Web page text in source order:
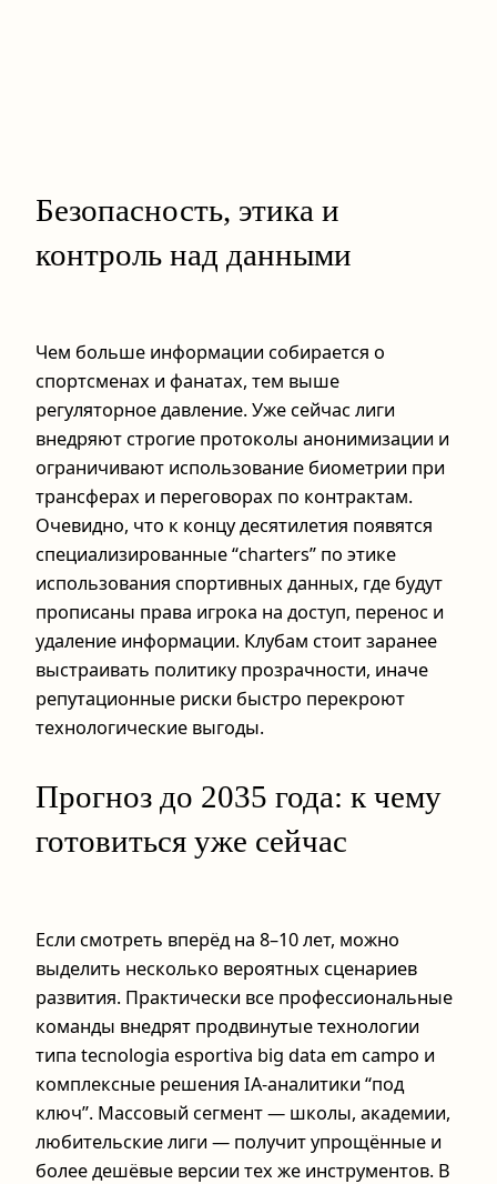
Безопасность, этика и
контроль над данными
Чем больше информации собирается о
спортсменах и фанатах, тем выше
регуляторное давление. Уже сейчас лиги
внедряют строгие протоколы анонимизации и
ограничивают использование биометрии при
трансферах и переговорах по контрактам.
Очевидно, что к концу десятилетия появятся
специализированные “charters” по этике
использования спортивных данных, где будут
прописаны права игрока на доступ, перенос и
удаление информации. Клубам стоит заранее
выстраивать политику прозрачности, иначе
репутационные риски быстро перекроют
технологические выгоды.
Прогноз до 2035 года: к чему
готовиться уже сейчас
Если смотреть вперёд на 8–10 лет, можно
выделить несколько вероятных сценариев
развития. Практически все профессиональные
команды внедрят продвинутые технологии
типа tecnologia esportiva big data em campo и
комплексные решения IA‑аналитики “под
ключ”. Массовый сегмент — школы, академии,
любительские лиги — получит упрощённые и
более дешёвые версии тех же инструментов. В